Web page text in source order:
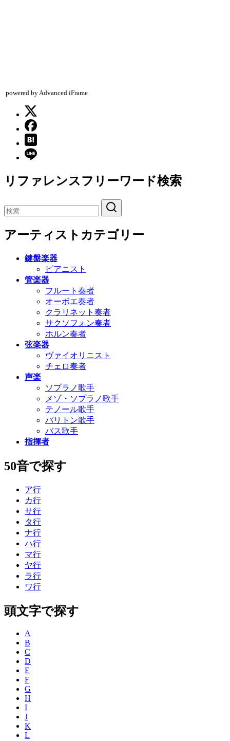
powered by Advanced iFrame
リファレンスフリーワード検索
アーティストカテゴリー
鍵盤楽器
ピアニスト
管楽器
フルート奏者
オーボエ奏者
クラリネット奏者
サクソフォン奏者
ホルン奏者
弦楽器
ヴァイオリニスト
チェロ奏者
声楽
ソプラノ歌手
メゾ・ソプラノ歌手
テノール歌手
バリトン歌手
バス歌手
指揮者
50音で探す
ア行
カ行
サ行
タ行
ナ行
ハ行
マ行
ヤ行
ラ行
ワ行
頭文字で探す
A
B
C
D
E
F
G
H
I
J
K
L